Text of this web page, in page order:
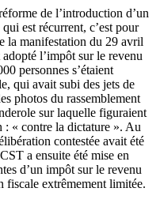
de l’introduction d’un
est récurrent, c’est pour
la manifestation du 29 avril
l’impôt sur le revenu
personnes s’étaient
qui avait subi des jets de
photos du rassemblement
sur laquelle figuraient
: « contre la dictature ». Au
contestée avait été
a ensuite été mise en
d’un impôt sur le revenu
fiscale extrêmement limitée.